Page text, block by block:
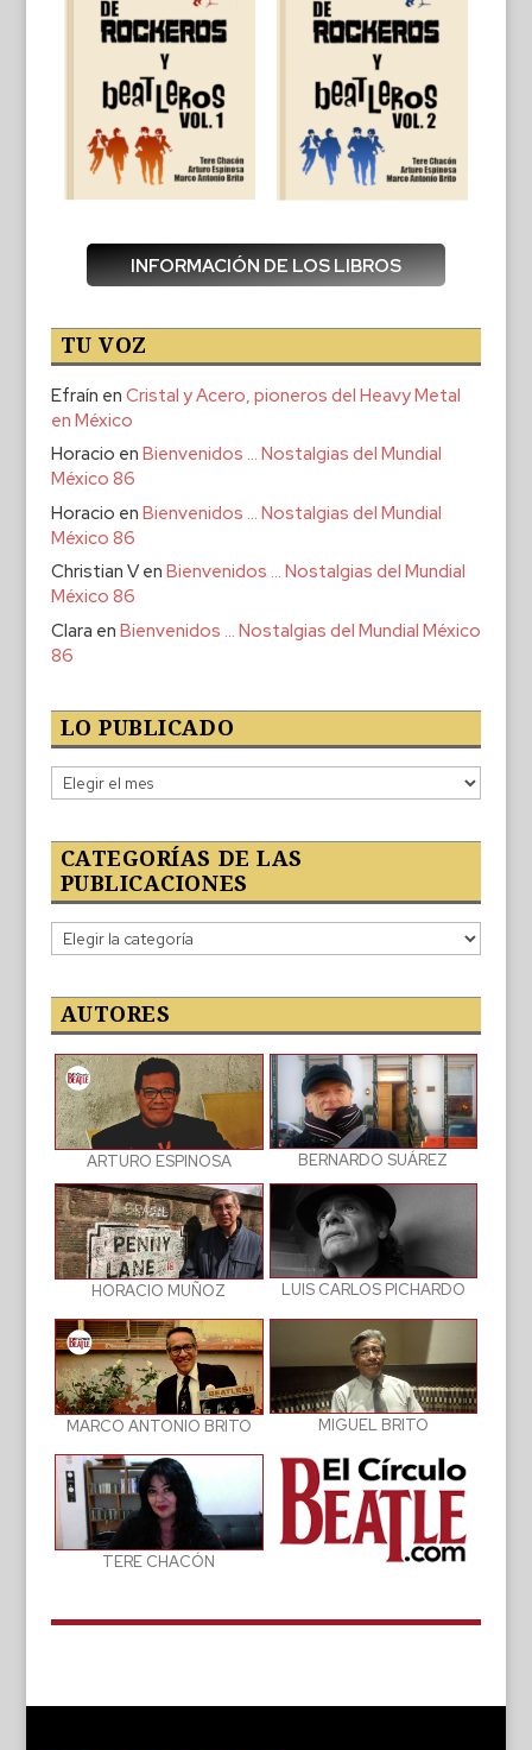
INFORMACIÓN DE LOS LIBROS
TU VOZ
Efraín en Cristal y Acero, pioneros del Heavy Metal
en México
Horacio en Bienvenidos … Nostalgias del Mundial
México 86
Horacio en Bienvenidos … Nostalgias del Mundial
México 86
Christian Ven Bienvenidos … Nostalgias del Mundial
México 86
Clara en Bienvenidos … Nostalgias del Mundial México
86
LO PUBLICADO
Lo
publicado
CATEGORÍAS DE LAS
PUBLICACIONES
Categorías
de
publicaciones
AUTORES
ARTURO ESPINOSA BERNARDO SUÁREZ
HORACIO MUÑOZ LUIS CARLOS PICHARDO
MARCO ANTONIO BRITO MIGUEL BRITO
TERE CHACÓN